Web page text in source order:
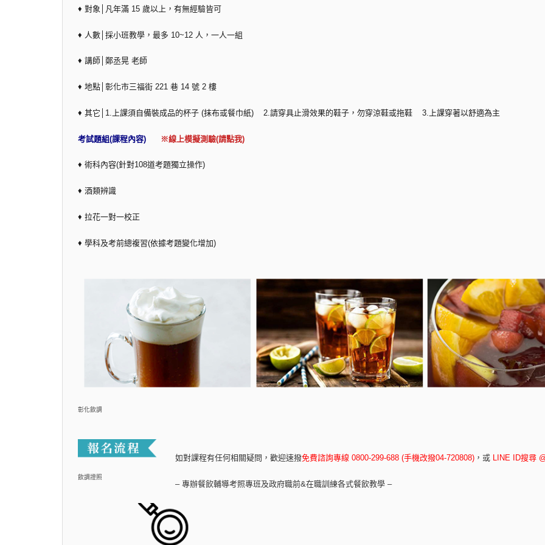
♦ 對象│凡年滿 15 歲以上，有無經驗皆可
♦ 人數│採小班教學，最多 10~12 人，一人一組
♦ 講師│鄭丞晃 老師
♦ 地點│彰化市三福街 221 巷 14 號 2 樓
♦ 其它│1.上課須自備裝成品的杯子 (抹布或餐巾紙) 2.請穿具止滑效果的鞋子，勿穿涼鞋或拖鞋 3.上課穿著以舒適為主
考試題組(課程內容) ※線上模擬測驗(請點我)
♦ 術科內容(針對108道考題獨立操作)
♦ 酒類辨識
♦ 拉花一對一校正
♦ 學科及考前總複習(依據考題變化增加)
彰化飲調
飲調證照
如對課程有任何相關疑問， 歡迎速撥免費諮詢專線 0800-299-688 (手機改撥04-720808)， 或LINE ID搜尋
– 專辦餐飲輔導考照專班及政府職前&在職訓練各式餐飲教學 –